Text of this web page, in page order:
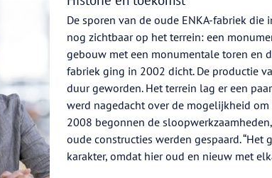
De sporen van de oude ENKA-fabriek
nog zichtbaar op het terrein: een
gebouw met een monumentale toren en
fabriek ging in 2002 dicht. De productie
duur geworden. Het terrein lag er een
werd nagedacht over de mogelijkheid
2008 begonnen de
oude constructies werden gespaard. “Het
karakter, omdat hier oud en nieuw met